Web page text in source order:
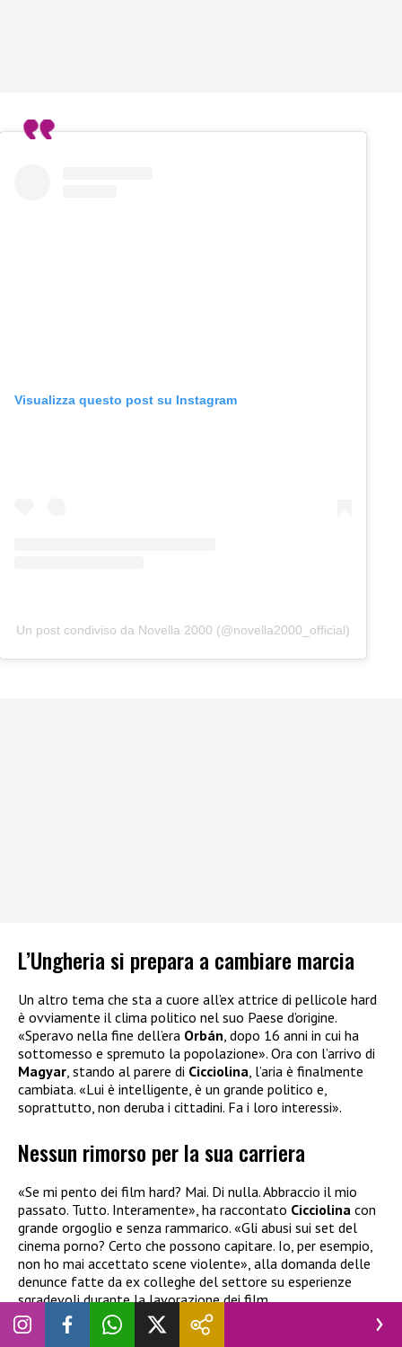
Visualizza questo post su Instagram
Un post condiviso da Novella 2000 (@novella2000_official)
L’Ungheria si prepara a cambiare marcia
Un altro tema che sta a cuore all’ex attrice di pellicole hard
è ovviamente il clima politico nel suo Paese d’origine.
«Speravo nella fine dell’era Orbán , dopo 16 anni in cui ha
sottomesso e spremuto la popolazione». Ora con l’arrivo di
Magyar , stando al parere di Cicciolina , l’aria è finalmente
cambiata. «Lui è intelligente, è un grande politico e,
soprattutto, non deruba i cittadini. Fa i loro interessi».
Nessun rimorso per la sua carriera
«Se mi pento dei film hard? Mai. Di nulla. Abbraccio il mio
passato. Tutto. Interamente», ha raccontato Cicciolina con
grande orgoglio e senza rammarico. «Gli abusi sui set del
cinema porno? Certo che possono capitare. Io, per esempio,
non ho mai accettato scene violente», alla domanda delle
denunce fatte da ex colleghe del settore su esperienze
sgradevoli durante la lavorazione dei film.
L’intervista integrale di Luca Burini sul numero di Novella